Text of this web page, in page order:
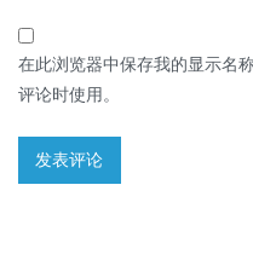
在此浏览器中保存我的显示名
评论时使用。